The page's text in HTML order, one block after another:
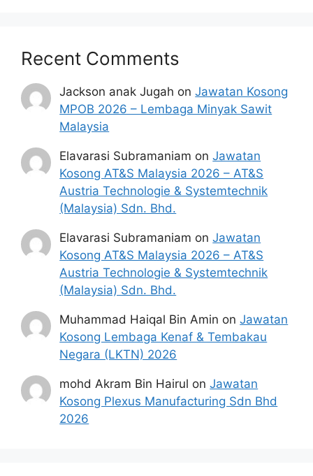
Recent Comments
Jackson anak Jugah onJawatan Kosong
MPOB 2026 – Lembaga Minyak Sawit
Malaysia
Elavarasi Subramaniam onJawatan
Kosong AT&S Malaysia 2026 – AT&S
Austria Technologie & Systemtechnik
(Malaysia) Sdn. Bhd.
Elavarasi Subramaniam onJawatan
Kosong AT&S Malaysia 2026 – AT&S
Austria Technologie & Systemtechnik
(Malaysia) Sdn. Bhd.
Muhammad Haiqal Bin Amin onJawatan
Kosong Lembaga Kenaf & Tembakau
Negara (LKTN) 2026
mohd Akram Bin Hairul onJawatan
Kosong Plexus Manufacturing Sdn Bhd
2026